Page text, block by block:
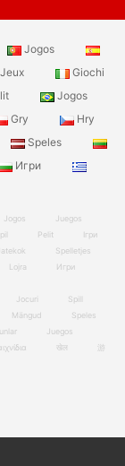
Jogos
Jeux
Giochi
Jogos
Gry
Hry
Speles
Игри
Jogos
Juegos
Pelit
Ігри
Spelletjes
Lojra
Игри
Jocuri
Spill
Mängud
Speles
Juegos
खेल
游